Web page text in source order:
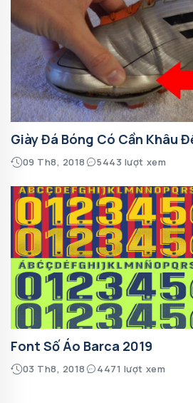
Giày Đá Bóng Có Cần Khâu
09 Th8, 2018 5443 lượt xem
Font Số Áo Barca 2019
03 Th8, 2018 4471 lượt xem